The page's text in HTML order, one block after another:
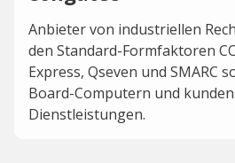
Anbieter von industriellen
den Standard-Formfaktoren
Express, Qseven und SMARC
Board-Computern und
Dienstleistungen.